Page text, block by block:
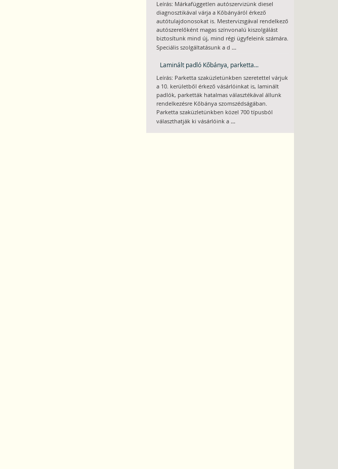
Leírás: Márkafüggetlen autószervizünk diesel
diagnosztikával várja a Kőbányáról érkező
autótulajdonosokat is. Mestervizsgával rendelkező
autószerelőként magas színvonalú kiszolgálást
biztosítunk mind új, mind régi ügyfeleink számára.
Speciális szolgáltatásunk a d ...
Laminált padló Kőbánya, parketta...
Leírás: Parketta szaküzletünkben szeretettel várjuk
a 10. kerületből érkező vásárlóinkat is, laminált
padlók, parketták hatalmas választékával állunk
rendelkezésre Kőbánya szomszédságában.
Parketta szaküzletünkben közel 700 típusból
választhatják ki vásárlóink a ...